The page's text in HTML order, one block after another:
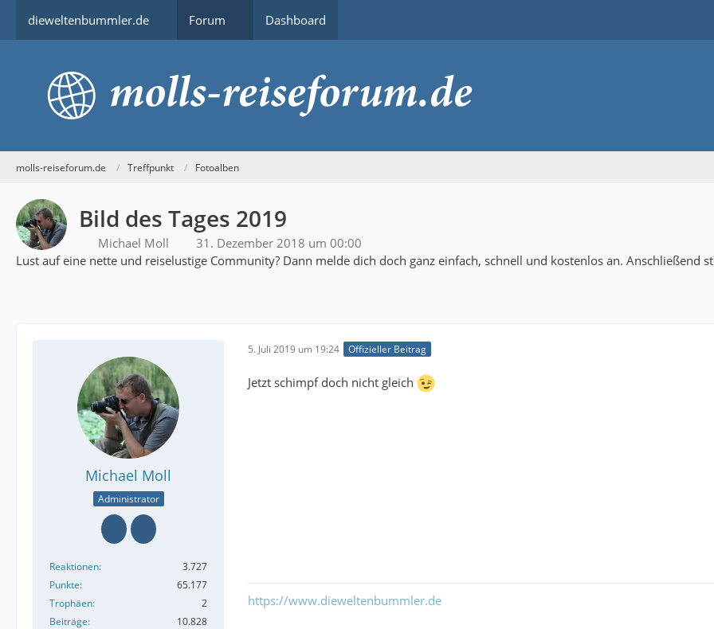
dieweltenbummler.de Forum Dashboard
molls-reiseforum.de Treffpunkt Fotoalben
Bild des Tages 2019
Michael Moll
31. Dezember 2018 um 00:00
Lust auf eine nette und reiselustige Community? Dann melde dich doch ganz einfach, schnell und kostenlos an. Anschließend
Michael Moll
Administrator
Reaktionen
3.727
Punkte
65.177
Trophäen
2
Beiträge
10.828
5. Juli 2019 um 19:24 Offizieller Beitrag
Jetzt schimpf doch nicht gleich
https://www.dieweltenbummler.de